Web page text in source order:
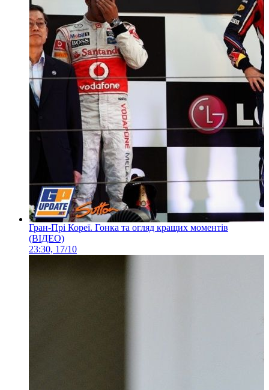
Гран-Прі Кореї. Гонка та огляд кращих моментів
(ВІДЕО)
23:30, 17/10